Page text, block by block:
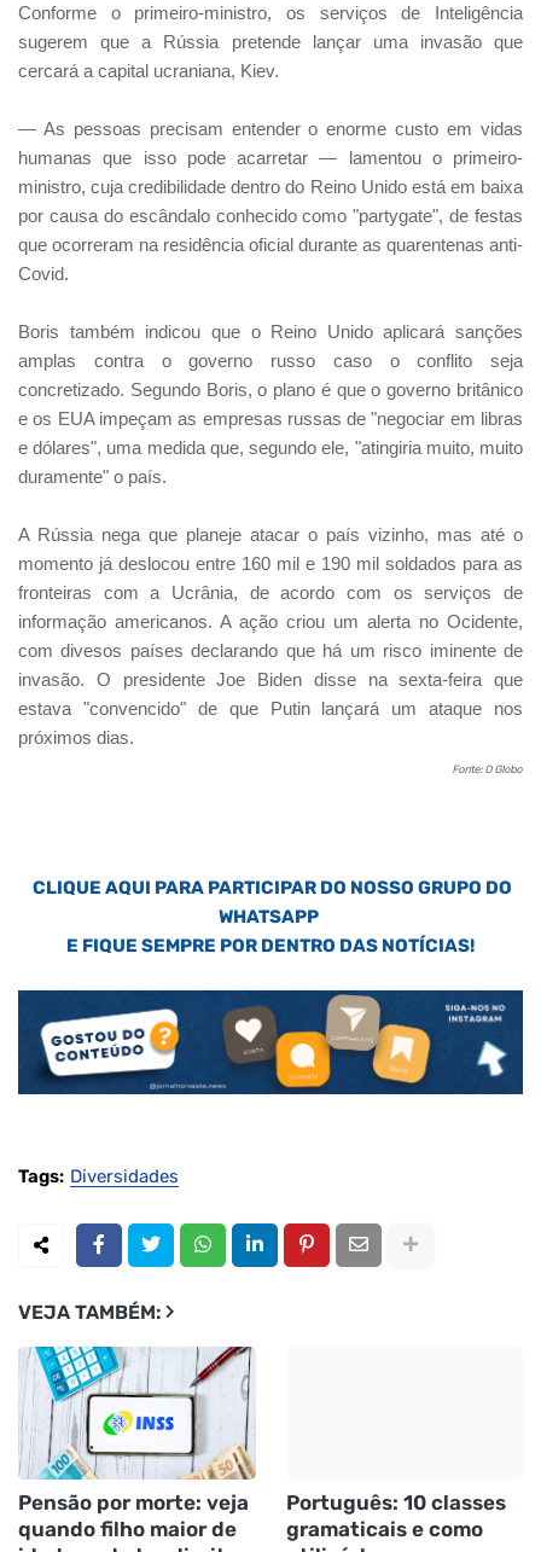
Conforme o primeiro-ministro, os serviços de Inteligência
sugerem que a Rússia pretende lançar uma invasão que
cercará a capital ucraniana, Kiev.
— As pessoas precisam entender o enorme custo em vidas
humanas que isso pode acarretar — lamentou o primeiro-
ministro, cuja credibilidade dentro do Reino Unido está em baixa
por causa do escândalo conhecido como "partygate", de festas
que ocorreram na residência oficial durante as quarentenas anti-
Covid.
Boris também indicou que o Reino Unido aplicará sanções
amplas contra o governo russo caso o conflito seja
concretizado. Segundo Boris, o plano é que o governo britânico
e os EUA impeçam as empresas russas de "negociar em libras
e dólares", uma medida que, segundo ele, "atingiria muito, muito
duramente" o país.
A Rússia nega que planeje atacar o país vizinho, mas até o
momento já deslocou entre 160 mil e 190 mil soldados para as
fronteiras com a Ucrânia, de acordo com os serviços de
informação americanos. A ação criou um alerta no Ocidente,
com divesos países declarando que há um risco iminente de
invasão. O presidente Joe Biden disse na sexta-feira que
estava "convencido" de que Putin lançará um ataque nos
próximos dias.
Fonte: O Globo
CLIQUE AQUI PARA PARTICIPAR DO NOSSO GRUPO DO
WHATSAPP
E FIQUE SEMPRE POR DENTRO DAS NOTÍCIAS!
Tags: Diversidades
VEJA TAMBÉM:
Pensão por morte: veja
quando filho maior de
Português: 10 classes
gramaticais e como